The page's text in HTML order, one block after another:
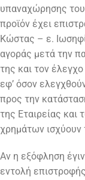
υπαναχώρησης
προϊόν έχει
Κώστας – ε.
αγοράς μετά την
της και τον
εφ’ όσον
προς την
της Εταιρείας και
χρημάτων ισχύουν
Αν η εξόφληση
εντολή